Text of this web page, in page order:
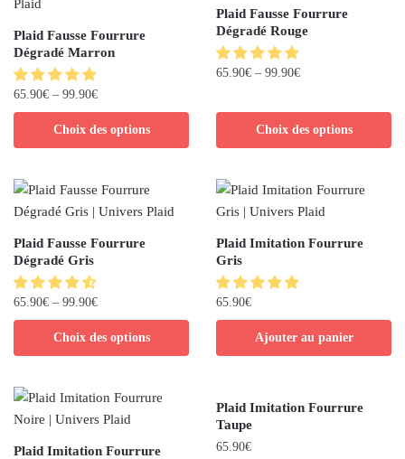
Plaid Fausse Fourrure
Dégradé Marron
65.90€ – 99.90€
Choix des options
Plaid Fausse Fourrure
Dégradé Rouge
65.90€ – 99.90€
Choix des options
Plaid Fausse Fourrure
Dégradé Gris
65.90€ – 99.90€
Choix des options
Plaid Imitation Fourrure
Gris
65.90€
Ajouter au panier
Plaid Imitation Fourrure
Plaid Imitation Fourrure
Taupe
65.90€